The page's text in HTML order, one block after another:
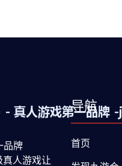
品牌
人游戏让
导航
首页